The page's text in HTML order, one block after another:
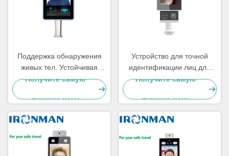
Поддержка обнаружения
живых тел. Устойчивая
система распознавания
лиц для различных условий
Получите самую
лучшую цену
Устройство для точной
идентификации лиц для
оптимизации процессов
Получите самую
лучшую цену